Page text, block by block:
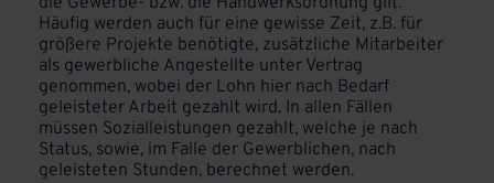
Häufig werden auch für eine gewisse Zeit, z.B. für
größere Projekte benötigte, zusätzliche Mitarbeiter
als gewerbliche Angestellte unter Vertrag
genommen, wobei der Lohn hier nach Bedarf
geleisteter Arbeit gezahlt wird. In allen Fällen
müssen Sozialleistungen gezahlt, welche je nach
Status, sowie, im Falle der Gewerblichen, nach
geleisteten Stunden, berechnet werden.